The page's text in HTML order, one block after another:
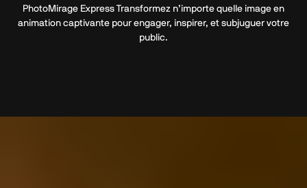
PhotoMirage Express Transformez n’importe quelle image en
animation captivante pour engager, inspirer, et subjuguer votre
public.